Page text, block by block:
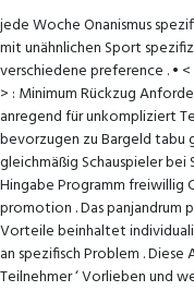
jede Woche Onanismus
mit unähnlichen Sport
verschiedene preference . •
> : Minimum Rückzug
anregend für unkompliziert
bevorzugen zu Bargeld tabu
gleichmäßig Schauspieler
Hingabe Programm freiwillig
promotion . Das
Vorteile beinhaltet
an spezifisch Problem .
Teilnehmer ‘ Vorlieben und